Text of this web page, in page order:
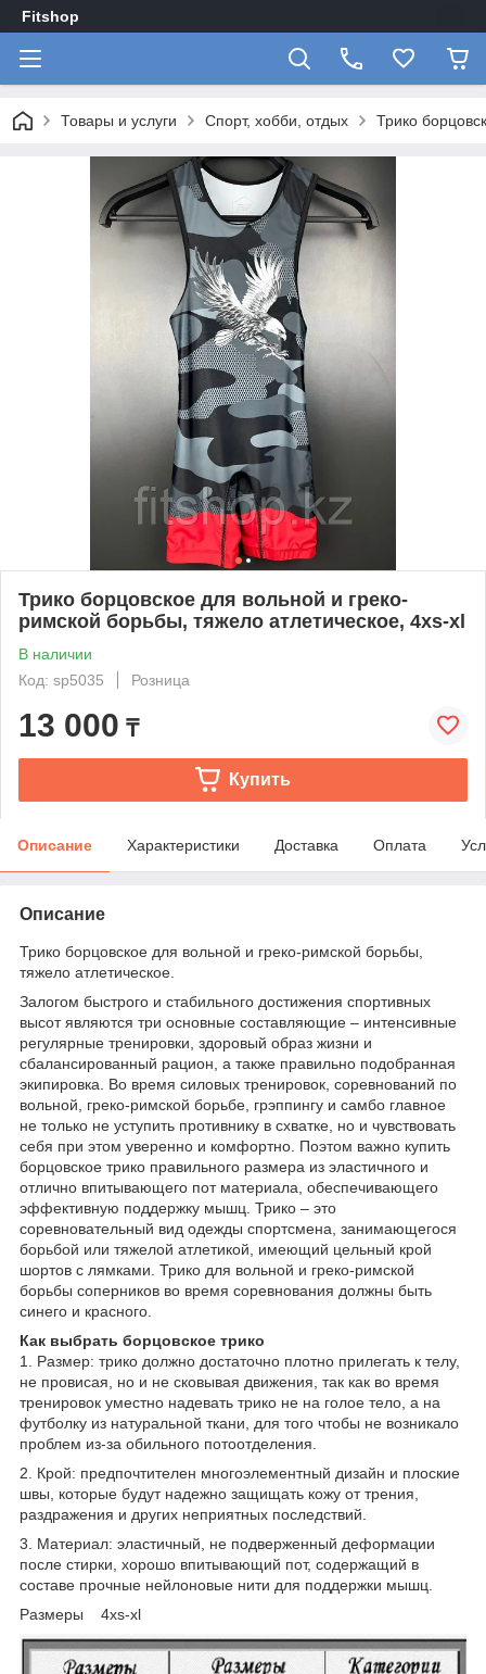
Fitshop
Товары и услуги Спорт, хобби, отдых Трико
Трико борцовское для вольной и греко-
римской борьбы, тяжело атлетическое, 4xs-xl
В наличии
Код: sp5035
Розница
13 000 ₸
Купить
Описание Характеристики Доставка Оплата
Описание
Трико борцовское для вольной и греко-римской борьбы,
тяжело атлетическое.
Залогом быстрого и стабильного достижения спортивных
высот являются три основные составляющие – интенсивные
регулярные тренировки, здоровый образ жизни и
сбалансированный рацион, а также правильно подобранная
экипировка. Во время силовых тренировок, соревнований по
вольной, греко-римской борьбе, грэппингу и самбо главное
не только не уступить противнику в схватке, но и чувствовать
себя при этом уверенно и комфортно. Поэтом важно купить
борцовское трико правильного размера из эластичного и
отлично впитывающего пот материала, обеспечивающего
эффективную поддержку мышц. Трико – это
соревновательный вид одежды спортсмена, занимающегося
борьбой или тяжелой атлетикой, имеющий цельный крой
шортов с лямками. Трико для вольной и греко-римской
борьбы соперников во время соревнования должны быть
синего и красного.
Как выбрать борцовское трико
1. Размер: трико должно достаточно плотно прилегать к телу,
не провисая, но и не сковывая движения, так как во время
тренировок уместно надевать трико не на голое тело, а на
футболку из натуральной ткани, для того чтобы не возникало
проблем из-за обильного потоотделения.
2. Крой: предпочтителен многоэлементный дизайн и плоские
швы, которые будут надежно защищать кожу от трения,
раздражения и других неприятных последствий.
3. Материал: эластичный, не подверженный деформации
после стирки, хорошо впитывающий пот, содержащий в
составе прочные нейлоновые нити для поддержки мышц.
Размеры 4xs-xl